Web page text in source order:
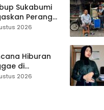
1 Simpenan
Sukabumi
Perang
Narkoba
2026
Hiburan
di
2026